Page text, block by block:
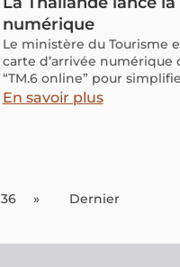
numérique
Le ministère du Tourisme
carte d’arrivée numérique
“TM.6 online” pour
procédures d’entrée,
En savoir plus
36 » Dernier